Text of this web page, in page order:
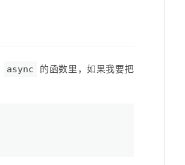
async 的函数里，如果我要把